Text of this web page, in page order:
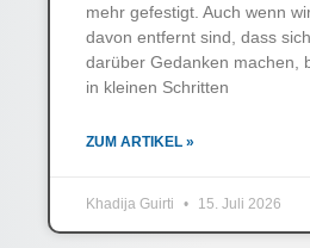
mehr gefestigt. Auch wenn
davon entfernt sind, dass
darüber Gedanken machen,
in kleinen Schritten
ZUM ARTIKEL »
Khadija Guirti 15. Juli 2026